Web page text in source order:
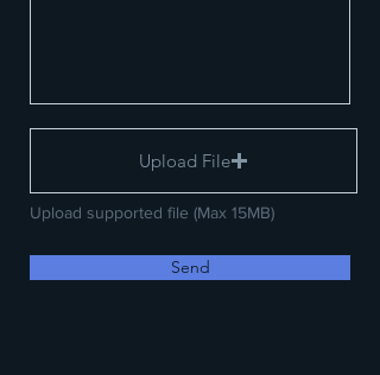
Upload File
Upload supported file (Max 15MB)
Send